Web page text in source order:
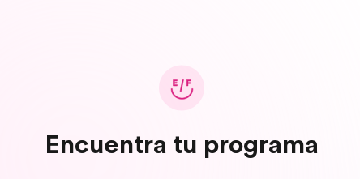
Encuentra tu programa